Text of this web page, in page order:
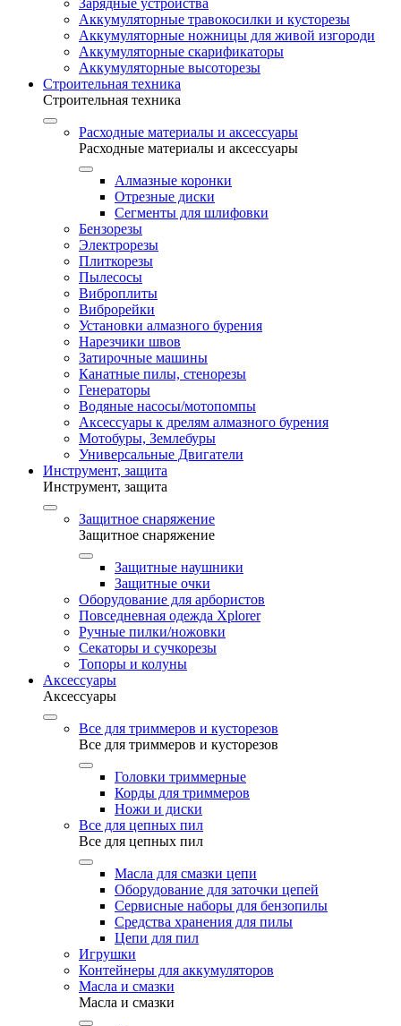
Зарядные устройства
Аккумуляторные травокосилки и кусторезы
Аккумуляторные ножницы для живой изгороди
Аккумуляторные скарификаторы
Аккумуляторные высоторезы
Строительная техника
Строительная техника
Расходные материалы и аксессуары
Расходные материалы и аксессуары
Алмазные коронки
Отрезные диски
Сегменты для шлифовки
Бензорезы
Электрорезы
Плиткорезы
Пылесосы
Виброплиты
Виброрейки
Установки алмазного бурения
Нарезчики швов
Затирочные машины
Канатные пилы, стенорезы
Генераторы
Водяные насосы/мотопомпы
Аксессуары к дрелям алмазного бурения
Мотобуры, Землебуры
Универсальные Двигатели
Инструмент, защита
Инструмент, защита
Защитное снаряжение
Защитное снаряжение
Защитные наушники
Защитные очки
Оборудование для арбористов
Повседневная одежда Xplorer
Ручные пилки/ножовки
Секаторы и сучкорезы
Топоры и колуны
Аксессуары
Аксессуары
Все для триммеров и кусторезов
Все для триммеров и кусторезов
Головки триммерные
Корды для триммеров
Ножи и диски
Все для цепных пил
Все для цепных пил
Масла для смазки цепи
Оборудование для заточки цепей
Сервисные наборы для бензопилы
Средства хранения для пилы
Цепи для пил
Игрушки
Контейнеры для аккумуляторов
Масла и смазки
Масла и смазки